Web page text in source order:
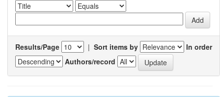
Results/Page | Sort items by
In order
Authors/record